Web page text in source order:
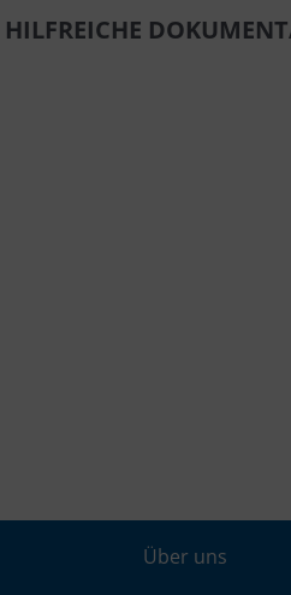
HILFREICHE
Über uns